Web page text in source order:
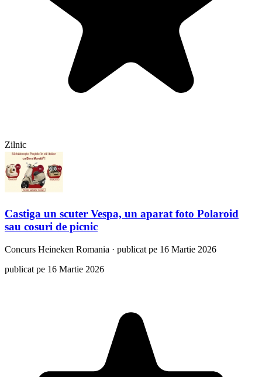
Zilnic
Castiga un scuter Vespa, un aparat foto Polaroid
sau cosuri de picnic
Concurs Heineken Romania · publicat pe 16 Martie 2026
publicat pe 16 Martie 2026